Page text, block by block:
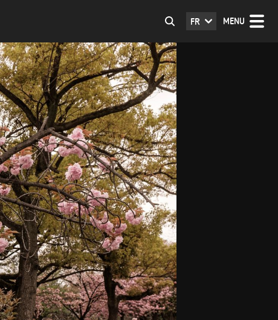
MENU
FR